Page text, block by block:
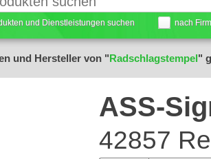
und Dienstleistungen suchen nach
und Hersteller von "Radschlagstempel"
ASS-
42857